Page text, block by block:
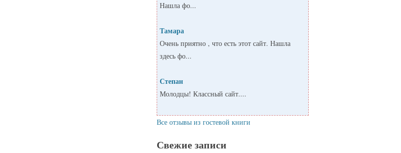
Нашла фо...
Тамара
Очень приятно , что есть этот сайт. Нашла
здесь фо...
Степан
Молодцы! Классный сайт....
Все отзывы из гостевой книги
Свежие записи